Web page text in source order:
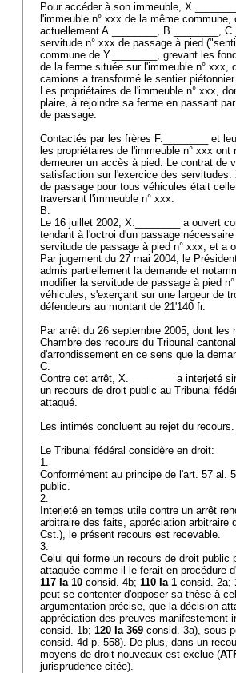
Pour accéder à son immeuble,
l'immeuble n° xxx de la même
actuellement A.________, B.________,
servitude n° xxx de passage à pied
commune de Y.________, grevant les
de la ferme située sur l'immeuble n° xxx,
camions a transformé le sentier
Les propriétaires de l'immeuble n° xxx,
plaire, à rejoindre sa ferme en passant
de passage.
Contactés par les frères F.________ et
les propriétaires de l'immeuble n° xxx
demeurer un accès à pied. Le contrat de
satisfaction sur l'exercice des
de passage pour tous véhicules était
traversant l'immeuble n° xxx.
B.
Le 16 juillet 2002, X.________ a ouvert
tendant à l'octroi d'un passage
servitude de passage à pied n° xxx, et a
Par jugement du 27 mai 2004, le
admis partiellement la demande et
modifier la servitude de passage à pied
véhicules, s'exerçant sur une largeur de
défendeurs au montant de 21'140 fr.
Par arrêt du 26 septembre 2005, dont
Chambre des recours du Tribunal
d'arrondissement en ce sens que la
C.
Contre cet arrêt, X.________ a interjeté
un recours de droit public au Tribunal
attaqué.
Les intimés concluent au rejet du recours.
Le Tribunal fédéral considère en droit:
1.
Conformément au principe de l'art. 57 al.
public.
2.
Interjeté en temps utile contre un arrêt
arbitraire des faits, appréciation
Cst.), le présent recours est recevable.
3.
Celui qui forme un recours de droit public
attaquée comme il le ferait en procédure
117 Ia 10 consid. 4b; 110 Ia 1 consid. 2a;
peut se contenter d'opposer sa thèse à
argumentation précise, que la décision
appréciation des preuves manifestement
consid. 1b; 120 Ia 369 consid. 3a), sous
consid. 4d p. 558). De plus, dans un
moyens de droit nouveaux est exclue (
jurisprudence citée).